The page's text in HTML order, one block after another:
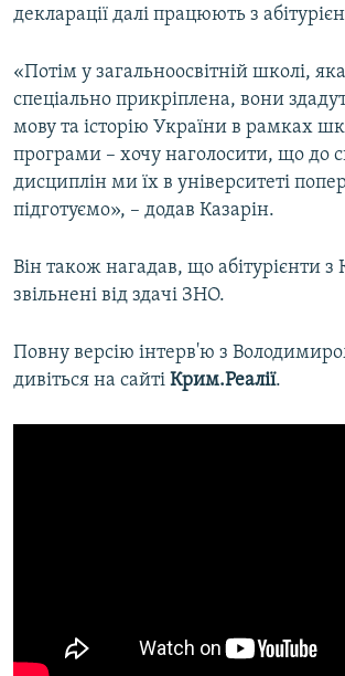
декларації далі працюють з
«Потім у загальноосвітній школі,
спеціально прикріплена, вони
мову та історію України в рамках
програми – хочу наголосити, що до
дисциплін ми їх в університеті
підготуємо», – додав Казарін.
Він також нагадав, що абітурієнти
звільнені від здачі ЗНО.
Повну версію інтерв'ю з
дивіться на сайті Крим.Реалії.